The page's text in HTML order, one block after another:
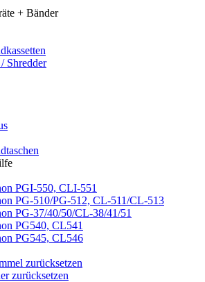
+ Bänder
Shredder
PGI-550, CLI-551
PG-510/PG-512, CL-511/CL-513
PG-37/40/50/CL-38/41/51
PG540, CL541
PG545, CL546
zurücksetzen
zurücksetzen